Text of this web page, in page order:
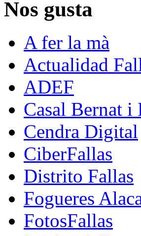
Nos gusta
A fer la mà
Actualidad
ADEF
Casal Bernat
Cendra Digital
CiberFallas
Distrito Fallas
Fogueres
FotosFallas